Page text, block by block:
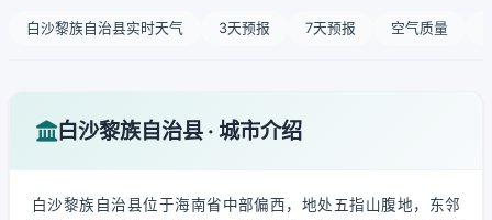
白沙黎族自治县实时天气 3天预报 7天预报 空气质量
白沙黎族自治县 · 城市介绍
白沙黎族自治县位于海南省中部偏西，地处五指山腹地，东邻